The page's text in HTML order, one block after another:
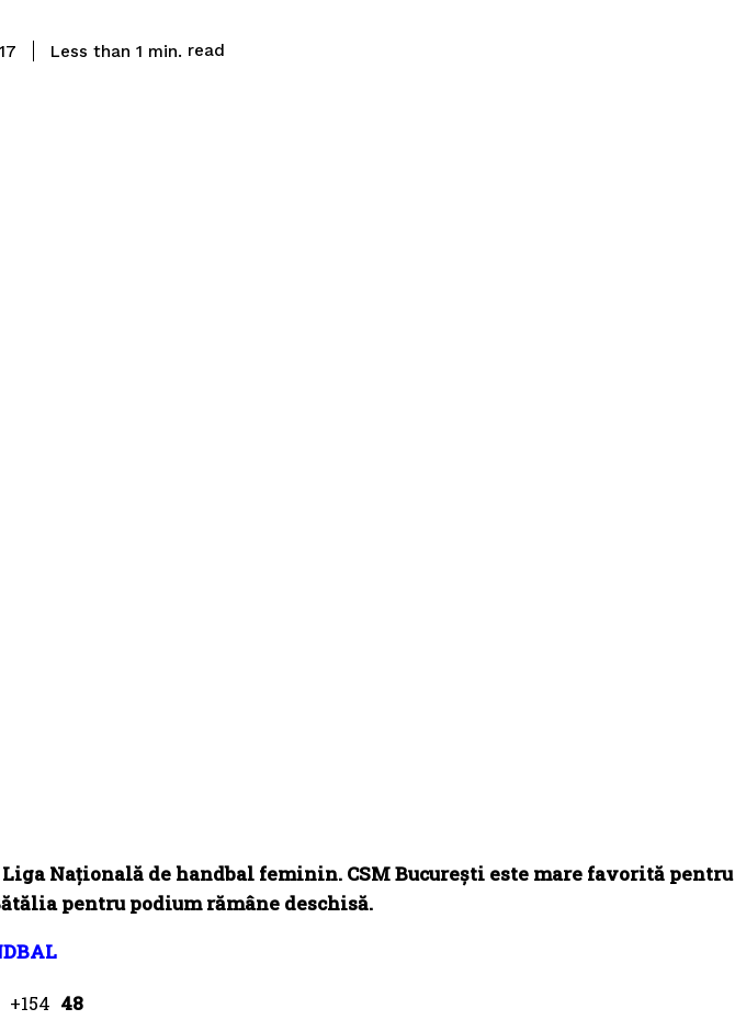
Less than 1 min. read
Națională de handbal feminin. CSM Bucureşti este mare favorită pentru
pentru podium rămâne deschisă.
+154 48